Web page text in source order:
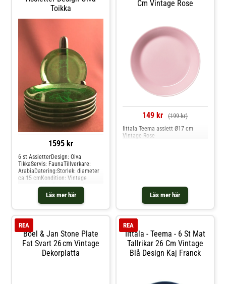
Toikka
1595 kr
Läs mer här
6 st AssietterDesign: Oiva
TikkaServis: FaunaTillverkare:
ArabiaDatering:Storlek: diameter
ca 15 cmKondition: Vintage
betyder äldre fin kvalitet eller
årgång, och används för alla våra
produkter som inte är
Nya/oanvända direkt från
dessa varor just Vintage dvs alltid
äldre fin kvalitet.
Cm Vintage Rose
149 kr (199 kr)
Läs mer här
Iittala Teema assiett Ø17 cm
Vintage Rose
Boel & Jan Stone Plate
Fat Svart 26 Cm Vintage
Dekorplatta
REA
IIttala - Teema - 6 St Mat
Tallrikar 26 Cm Vintage
Blå Design Kaj Franck
REA